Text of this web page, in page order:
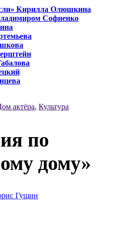
Кирилла Олюшкина
Софиенко
актёра, Культура
по
дому»
Гущин